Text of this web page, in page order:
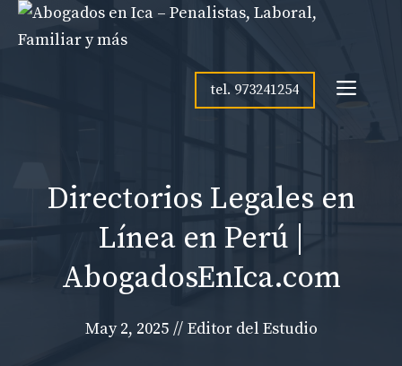
Skip
tel. 973241254
Directorios Legales en
Línea en Perú |
AbogadosEnIca.com
May 2, 2025 // Editor del Estudio